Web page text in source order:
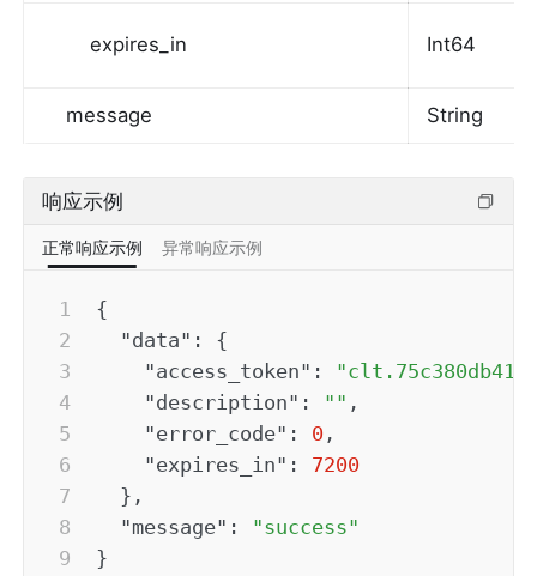
expires_in Int64
message String
响应示例
正常响应示例 异常响应示例
{
"data" :
{
"access_token" :
"description" : "" ,
"error_code" : 0 ,
"expires_in" :
7200
} ,
"message" :
"success"
}